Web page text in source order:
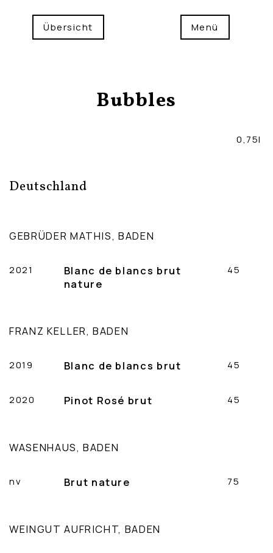
Übersicht Menü
Bubbles
0,75l
Deutschland
GEBRÜDER MATHIS, BADEN
2021
Blanc de blancs brut
nature
45
FRANZ KELLER, BADEN
2019 Blanc de blancs brut 45
2020 Pinot Rosé brut 45
WASENHAUS, BADEN
nv Brut nature 75
WEINGUT AUFRICHT, BADEN